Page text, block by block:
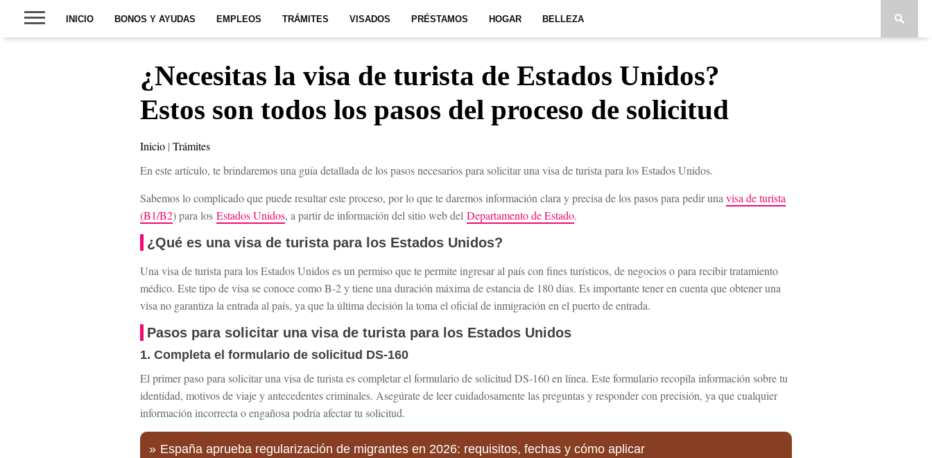
INICIO BONOS Y AYUDAS EMPLEOS TRÁMITES VISADOS PRÉSTAMOS HOGAR BELLEZA
¿Necesitas la visa de turista de Estados Unidos?
Estos son todos los pasos del proceso de solicitud
Inicio |Trámites
En este artículo, te brindaremos una guía detallada de los pasos necesarios para solicitar una visa de turista para los Estados Unidos.
Sabemos lo complicado que puede resultar este proceso, por lo que te daremos información clara y precisa de los pasos para pedir unavisa de turista
(B1/B2) para losEstados Unidos, a partir de información del sitio web delDepartamento de Estado.
¿Qué es una visa de turista para los Estados Unidos?
Una visa de turista para los Estados Unidos es un permiso que te permite ingresar al país con fines turísticos, de negocios o para recibir tratamiento
médico. Este tipo de visa se conoce como B-2 y tiene una duración máxima de estancia de 180 días. Es importante tener en cuenta que obtener una
visa no garantiza la entrada al país, ya que la última decisión la toma el oficial de inmigración en el puerto de entrada.
Pasos para solicitar una visa de turista para los Estados Unidos
1. Completa el formulario de solicitud DS-160
El primer paso para solicitar una visa de turista es completar el formulario de solicitud DS-160 en línea. Este formulario recopila información sobre tu
identidad, motivos de viaje y antecedentes criminales. Asegúrate de leer cuidadosamente las preguntas y responder con precisión, ya que cualquier
información incorrecta o engañosa podría afectar tu solicitud.
España aprueba regularización de migrantes en 2026: requisitos, fechas y cómo aplicar